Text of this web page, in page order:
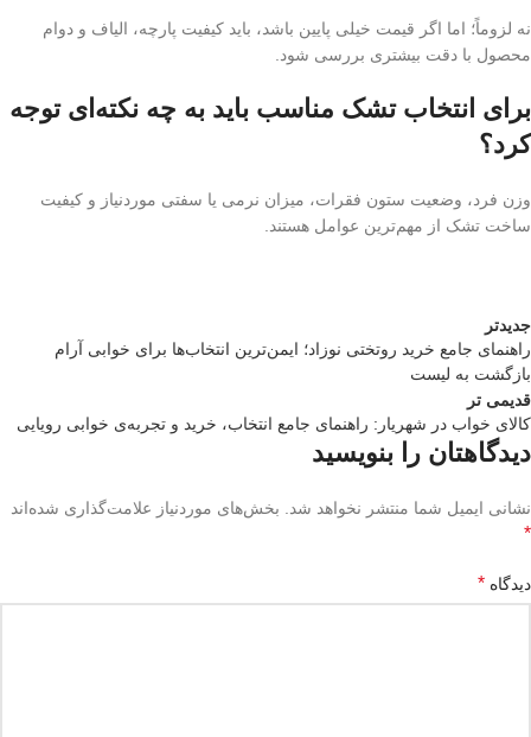
نه لزوماً؛ اما اگر قیمت خیلی پایین باشد، باید کیفیت پارچه، الیاف و دوام
محصول با دقت بیشتری بررسی شود.
برای انتخاب تشک مناسب باید به چه نکته‌ای توجه
کرد؟
وزن فرد، وضعیت ستون فقرات، میزان نرمی یا سفتی موردنیاز و کیفیت
ساخت تشک از مهم‌ترین عوامل هستند.
جدیدتر
راهنمای جامع خرید روتختی نوزاد؛ ایمن‌ترین انتخاب‌ها برای خوابی آرام
بازگشت به لیست
قدیمی تر
کالای خواب در شهریار: راهنمای جامع انتخاب، خرید و تجربه‌ی خوابی رویایی
دیدگاهتان را بنویسید
نشانی ایمیل شما منتشر نخواهد شد. بخش‌های موردنیاز علامت‌گذاری شده‌اند
*
دیدگاه *